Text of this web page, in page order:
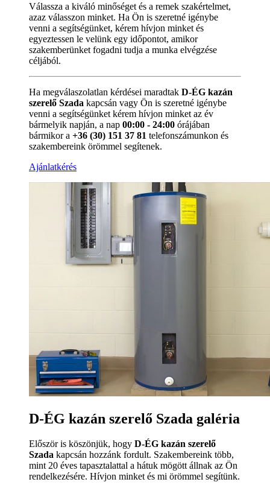
Válassza a kiváló minőséget és a remek szakértelmet,
azaz válasszon minket. Ha Ön is szeretné igénybe
venni a segítségünket, kérem hívjon minket és
egyeztessen le velünk egy időpontot, amikor
szakemberünket fogadni tudja a munka elvégzése
céljából.
Ha megválaszolatlan kérdései maradtak D-ÉG kazán
szerelő Szada kapcsán vagy Ön is szeretné igénybe
venni a segítségünket kérem hívjon minket az év
bármelyik napján, a nap 00:00 - 24:00 órájában
bármikor a +36 (30) 151 37 81 telefonszámunkon és
szakembereink örömmel segítenek.
Ajánlatkérés
D-ÉG kazán szerelő Szada galéria
Először is köszönjük, hogy D-ÉG kazán szerelő
Szada kapcsán hozzánk fordult. Szakembereink több,
mint 20 éves tapasztalattal a hátuk mögött állnak az Ön
rendelkezésére. Hívjon minket és mi örömmel segítünk.